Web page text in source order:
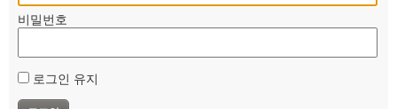
비밀번호
로그인 유지